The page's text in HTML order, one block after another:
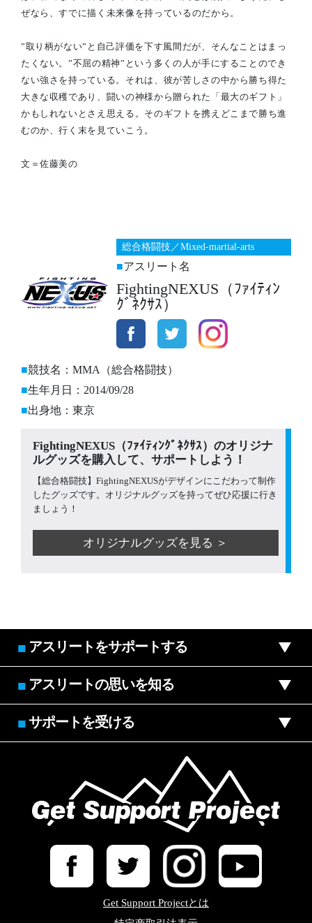
ぜなら、すでに描く未来像を持っているのだから。
”取り柄がない”と自己評価を下す風間だが、そんなことはまっ
たくない。”不屈の精神”という多くの人が手にすることのでき
ない強さを持っている。それは、彼が苦しさの中から勝ち得た
大きな収穫であり、闘いの神様から贈られた「最大のギフト」
かもしれないとさえ思える。そのギフトを携えどこまで勝ち進
むのか、行く末を見ていこう。
文＝佐藤美の
総合格闘技／Mixed-martial-arts
アスリート名
FightingNEXUS（ﾌｧｲﾃｨﾝ
ｸﾞﾈｸｻｽ）
競技名：MMA（総合格闘技）
生年月日：2014/09/28
出身地：東京
FightingNEXUS（ﾌｧｲﾃｨﾝｸﾞﾈｸｻｽ）のオリジナ
ルグッズを購入して、サポートしよう！
【総合格闘技】FightingNEXUSがデザインにこだわって制作
したグッズです。オリジナルグッズを持ってぜひ応援に行き
ましょう！
オリジナルグッズを見る ＞
■ アスリートをサポートする
■ アスリートの思いを知る
■サポートを受ける
Get Support Projectとは